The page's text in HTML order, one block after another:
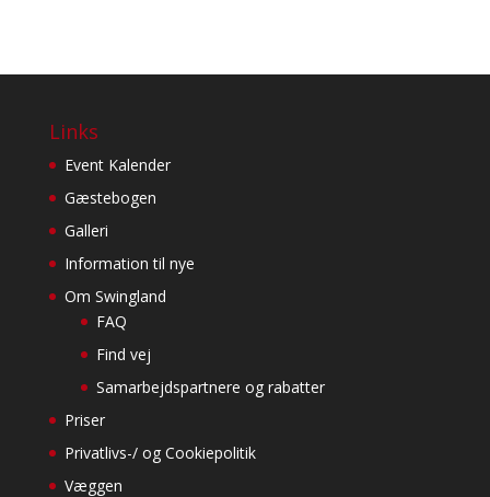
Links
Event Kalender
Gæstebogen
Galleri
Information til nye
Om Swingland
FAQ
Find vej
Samarbejdspartnere og rabatter
Priser
Privatlivs-/ og Cookiepolitik
Væggen